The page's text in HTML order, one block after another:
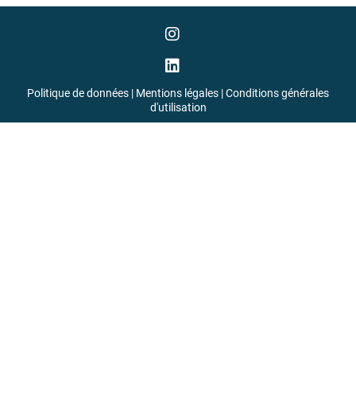
Politique de données | Mentions légales |Conditions générales
d'utilisation